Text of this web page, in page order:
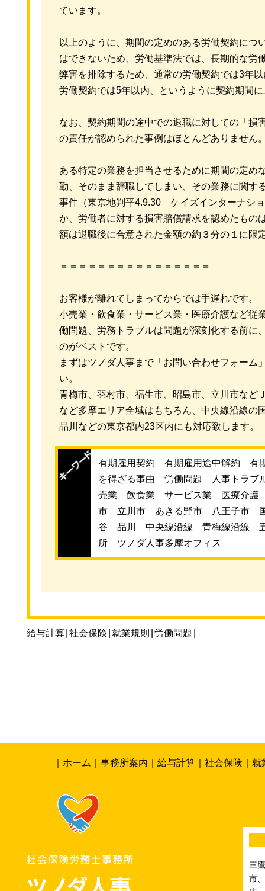
ています。
以上のように、期間の定めのある労働契約につ
はできないため、労働基準法では、長期的な労
弊害を排除するため、通常の労働契約では3年
労働契約では5年以内、というように契約期間
なお、契約期間の途中での退職に対しての「損
の責任が認められた事例はほとんどありません
ある特定の業務を担当させるために期間の定め
勤、そのまま辞職してしまい、その業務に関す
事件（東京地判平4.9.30 ケイズインターナシ
か、労働者に対する損害賠償請求を認めたもの
額は退職後に合意された金額の約３分の１に限
＝＝＝＝＝＝＝＝＝＝＝＝＝＝＝＝
お客様が離れてしまってからでは手遅れです。
小売業・飲食業・サービス業・医療介護など従
働問題、労務トラブルは問題が深刻化する前に
のがベストです。
まずはツノダ人事まで「お問い合わせフォーム
い。
青梅市、羽村市、福生市、昭島市、立川市など
など多摩エリア全域はもちろん、中央線沿線の
品川などの東京都内23区内にも対応致します。
有期雇用契約 有期雇用途中解約 有
を得ざる事由 労働問題 人事トラ
売業 飲食業 サービス業 医療介
市 立川市 あきる野市 八王子市
谷 品川 中央線沿線 青梅線沿線 五
所 ツノダ人事多摩オフィス
給与計算 社会保険 就業規則 労働問題
ホーム 事務所案内 給与計算 社会保険 就
三
市